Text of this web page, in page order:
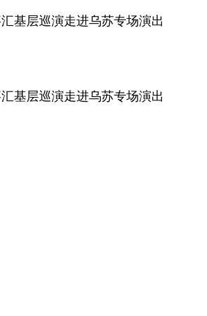
基层巡演走进乌苏专场演出
基层巡演走进乌苏专场演出